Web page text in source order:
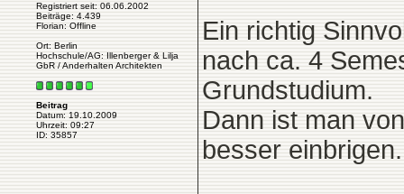
Registriert seit: 06.06.2002
Beiträge: 4.439
Florian: Offline
Ort: Berlin
Hochschule/AG: Illenberger & Lilja
GbR / Anderhalten Architekten
Beitrag
Datum: 19.10.2009
Uhrzeit: 09:27
ID: 35857
Ein richtig
nach ca. 4
Grundstudium.
Dann ist man
besser einbrigen.